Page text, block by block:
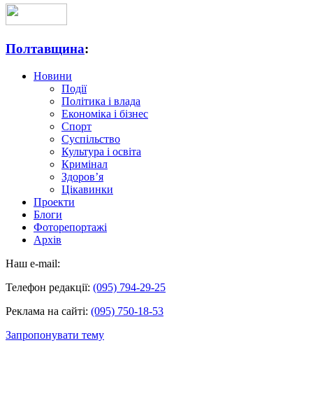
Полтавщина:
Новини
Події
Політика і влада
Економіка і бізнес
Спорт
Суспільство
Культура і освіта
Кримінал
Здоров’я
Цікавинки
Проекти
Блоги
Фоторепортажі
Архів
Наш e-mail:
Телефон редакції: (095) 794-29-25
Реклама на сайті: (095) 750-18-53
Запропонувати тему